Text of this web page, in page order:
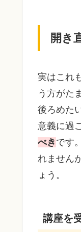
開き
実はこれ
う方がた
後ろめた
意義に過
べき です
れません
ょう。
講座を